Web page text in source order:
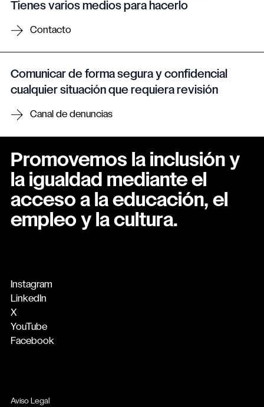
Tienes varios medios para hacerlo
Contacto
Comunicar de forma segura y confidencial
cualquier situación que requiera revisión
Canal de denuncias
Promovemos la inclusión y
la igualdad mediante el
acceso a la educación, el
empleo y la cultura.
Instagram
LinkedIn
X
YouTube
Facebook
Aviso Legal